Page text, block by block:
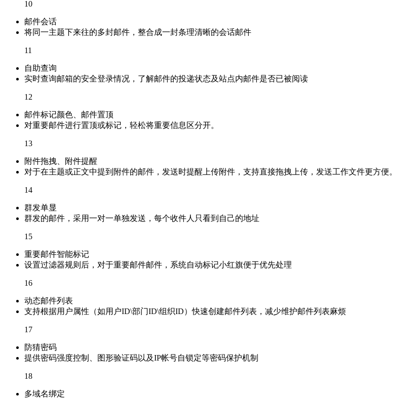
10
邮件会话
将同一主题下来往的多封邮件，整合成一封条理清晰的会话邮件
11
自助查询
实时查询邮箱的安全登录情况，了解邮件的投递状态及站点内邮件是否已被阅读
12
邮件标记颜色、邮件置顶
对重要邮件进行置顶或标记，轻松将重要信息区分开。
13
附件拖拽、附件提醒
对于在主题或正文中提到附件的邮件，发送时提醒上传附件，支持直接拖拽上传，发送工作文件更方便。
14
群发单显
群发的邮件，采用一对一单独发送，每个收件人只看到自己的地址
15
重要邮件智能标记
设置过滤器规则后，对于重要邮件邮件，系统自动标记小红旗便于优先处理
16
动态邮件列表
支持根据用户属性（如用户ID\部门ID\组织ID）快速创建邮件列表，减少维护邮件列表麻烦
17
防猜密码
提供密码强度控制、图形验证码以及IP帐号自锁定等密码保护机制
18
多域名绑定